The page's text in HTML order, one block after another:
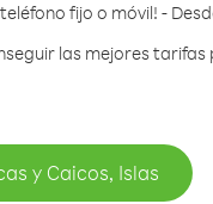
fijo o móvil! -
las mejores tarifas
y Caicos, Islas